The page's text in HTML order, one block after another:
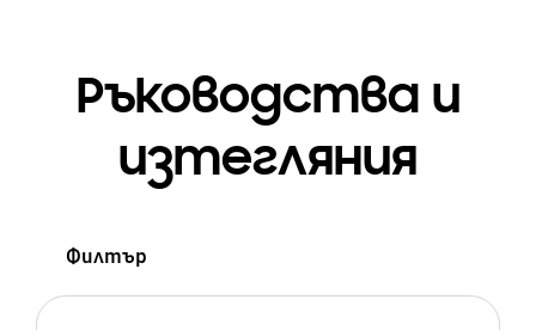
Ръководства и
изтегляния
Филтър